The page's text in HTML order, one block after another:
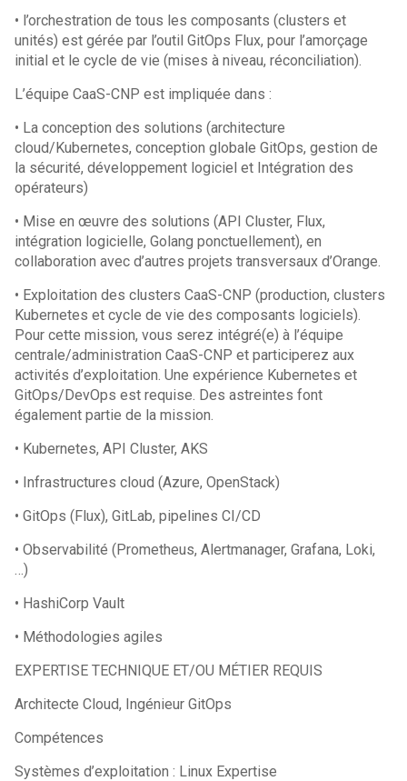
• l’orchestration de tous les composants (clusters et
unités) est gérée par l’outil GitOps Flux, pour l’amorçage
initial et le cycle de vie (mises à niveau, réconciliation).
L’équipe CaaS-CNP est impliquée dans :
• La conception des solutions (architecture
cloud/Kubernetes, conception globale GitOps, gestion de
la sécurité, développement logiciel et Intégration des
opérateurs)
• Mise en œuvre des solutions (API Cluster, Flux,
intégration logicielle, Golang ponctuellement), en
collaboration avec d’autres projets transversaux d’Orange.
• Exploitation des clusters CaaS-CNP (production, clusters
Kubernetes et cycle de vie des composants logiciels).
Pour cette mission, vous serez intégré(e) à l’équipe
centrale/administration CaaS-CNP et participerez aux
activités d’exploitation. Une expérience Kubernetes et
GitOps/DevOps est requise. Des astreintes font
également partie de la mission.
• Kubernetes, API Cluster, AKS
• Infrastructures cloud (Azure, OpenStack)
• GitOps (Flux), GitLab, pipelines CI/CD
• Observabilité (Prometheus, Alertmanager, Grafana, Loki,
…)
• HashiCorp Vault
• Méthodologies agiles
EXPERTISE TECHNIQUE ET/OU MÉTIER REQUIS
Architecte Cloud, Ingénieur GitOps
Compétences
Systèmes d’exploitation : Linux Expertise